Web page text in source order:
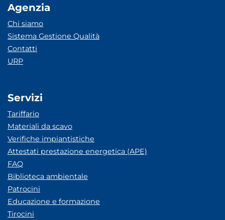
Agenzia
Chi siamo
Sistema Gestione Qualità
Contatti
URP
Servizi
Tariffario
Materiali da scavo
Verifiche impiantistiche
Attestati prestazione energetica (APE)
FAQ
Biblioteca ambientale
Patrocini
Educazione e formazione
Tirocini